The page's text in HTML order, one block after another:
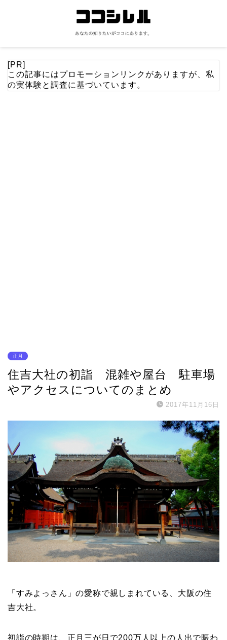
[PR]
この記事にはプロモーションリンクがありますが、私
の実体験と調査に基づいています。
正月
住吉大社の初詣 混雑や屋台 駐車場
やアクセスについてのまとめ
2017年11月16日
「すみよっさん」の愛称で親しまれている、大阪の住
吉大社。
初詣の時期は、正月三が日で200万人以上の人出で賑わ